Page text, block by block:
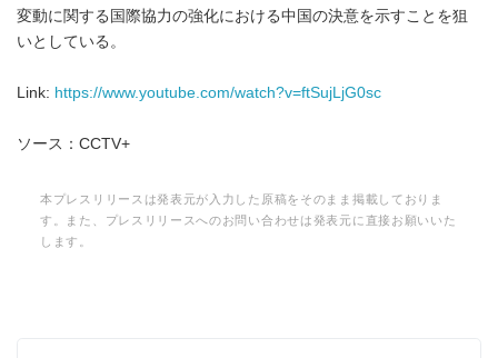
変動に関する国際協力の強化における中国の決意を示すことを狙
いとしている。
Link: https://www.youtube.com/watch?v=ftSujLjG0sc
ソース：CCTV+
本プレスリリースは発表元が入力した原稿をそのまま掲載しておりま
す。また、プレスリリースへのお問い合わせは発表元に直接お願いいた
します。